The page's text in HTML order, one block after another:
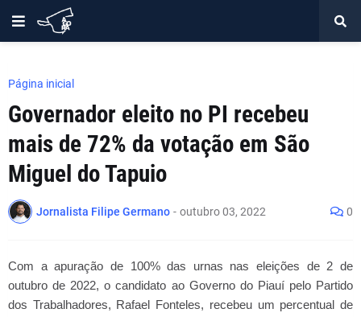
Página inicial
Governador eleito no PI recebeu
mais de 72% da votação em São
Miguel do Tapuio
Jornalista Filipe Germano - outubro 03, 2022 0
Com a apuração de 100% das urnas nas eleições de 2 de
outubro de 2022, o candidato ao Governo do Piauí pelo Partido
dos Trabalhadores, Rafael Fonteles, recebeu um percentual de